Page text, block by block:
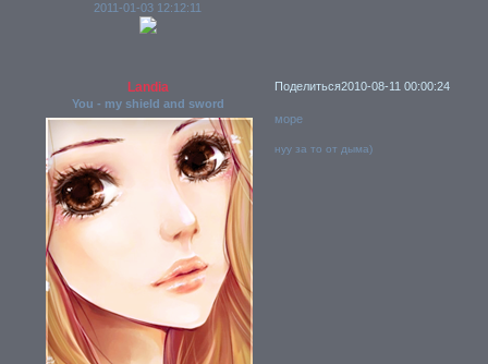
2011-01-03 12:12:11
Поделиться2010-08-11 00:00:24
Landia
You - my shield and sword
море
нуу за то от дыма)